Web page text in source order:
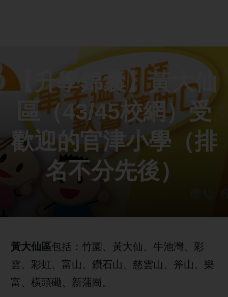
【升學錦囊】黃大仙
區（43/45校網）受
歡迎的官津小學（排
名不分先後）
黃大仙區包括：竹園、黃大仙、牛池灣、彩
雲、彩虹、富山、鑽石山、慈雲山、斧山、樂
富、橫頭磡、新蒲崗。